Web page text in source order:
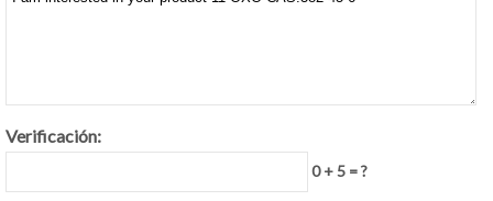
Verificación:
0 + 5 = ?